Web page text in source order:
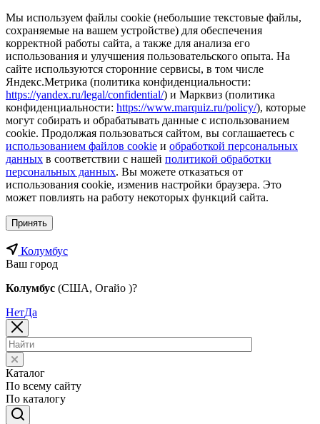
Мы используем файлы cookie (небольшие текстовые файлы,
сохраняемые на вашем устройстве) для обеспечения
корректной работы сайта, а также для анализа его
использования и улучшения пользовательского опыта. На
сайте используются сторонние сервисы, в том числе
Яндекс.Метрика (политика конфиденциальности:
https://yandex.ru/legal/confidential/) и Марквиз (политика
конфиденциальности: https://www.marquiz.ru/policy/), которые
могут собирать и обрабатывать данные с использованием
cookie. Продолжая пользоваться сайтом, вы соглашаетесь с
использованием файлов cookie и обработкой персональных
данных в соответствии с нашей политикой обработки
персональных данных. Вы можете отказаться от
использования cookie, изменив настройки браузера. Это
может повлиять на работу некоторых функций сайта.
Принять
Колумбус
Ваш город
Колумбус (США, Огайо )?
НетДа
Каталог
По всему сайту
По каталогу